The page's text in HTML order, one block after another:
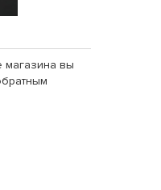
магазина вы